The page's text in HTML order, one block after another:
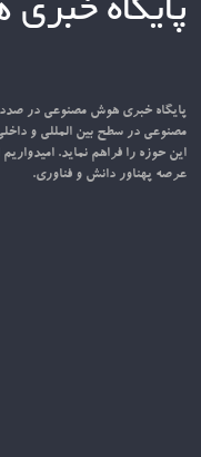
پایگاه
پایگاه خبری هوش مصنوعی در صدد
مصنوعی در سطح بین المللی و
این حوزه را فراهم نماید.
عرصه پهناور دانش و فناوری.